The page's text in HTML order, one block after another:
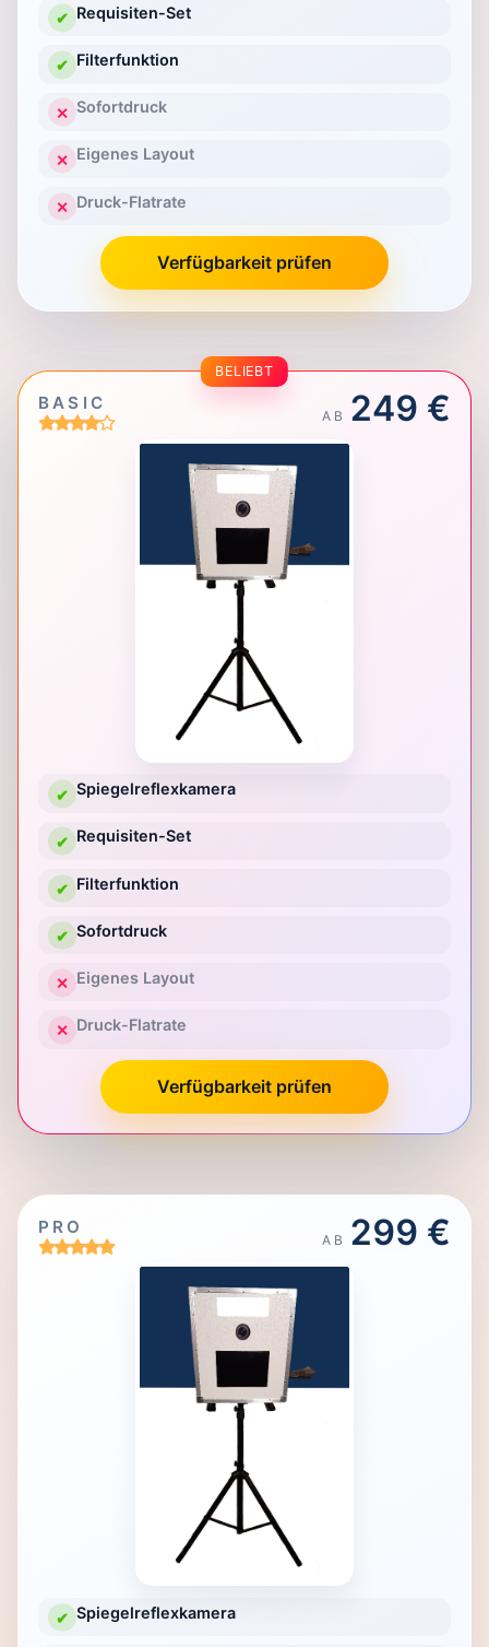
✔ Requisiten-Set
✔ Filterfunktion
✕ Sofortdruck
✕ Eigenes Layout
✕ Druck-Flatrate
Verfügbarkeit prüfen
BELIEBT
BASIC
AB 249 €
✔ Spiegelreflexkamera
✔ Requisiten-Set
✔ Filterfunktion
✔ Sofortdruck
✕ Eigenes Layout
✕ Druck-Flatrate
Verfügbarkeit prüfen
PRO
AB 299 €
✔ Spiegelreflexkamera